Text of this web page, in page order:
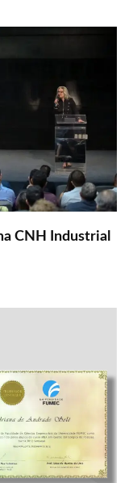
CNH Industrial